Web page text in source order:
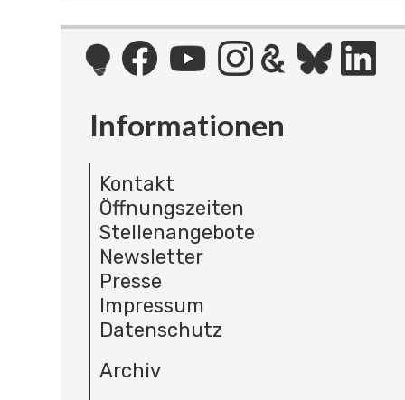
Informationen
Kontakt
Öffnungszeiten
Stellenangebote
Newsletter
Presse
Impressum
Datenschutz
Archiv